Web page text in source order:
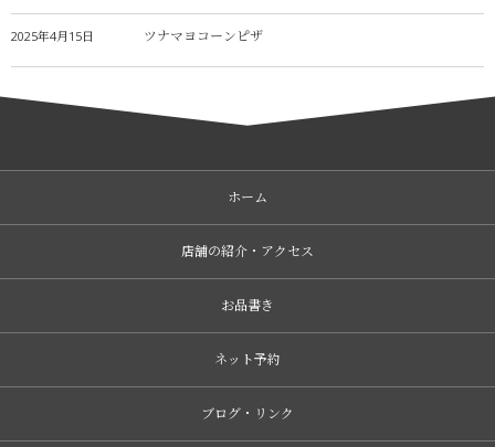
2025年4月15日 ツナマヨコーンピザ
ホーム
店舗の紹介・アクセス
お品書き
ネット予約
ブログ・リンク